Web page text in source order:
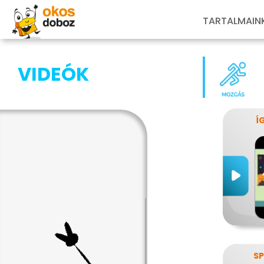
VIDEÓK